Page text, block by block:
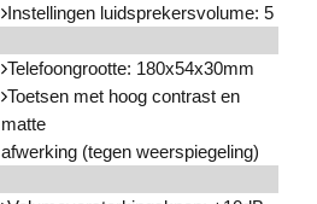
Instellingen luidsprekersvolume: 5
Telefoongrootte: 180x54x30mm
Toetsen met hoog contrast en
matte
afwerking (tegen weerspiegeling)